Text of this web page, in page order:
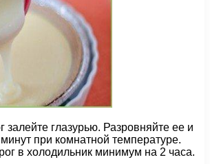
глазурью. Разровняйте ее и
при комнатной температуре.
в холодильник минимум на 2 часа.